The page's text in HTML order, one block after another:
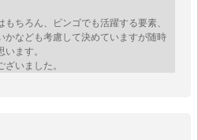
もちろん、ビンゴでも活躍する要素、
かなども考慮して決めていますが随時
ます。
いました。